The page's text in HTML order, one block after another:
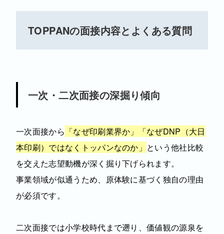
TOPPANの面接内容とよくある質問
一次・二次面接の深掘り傾向
一次面接から 「なぜ印刷業界か」「なぜDNP（大日
本印刷）ではなくトッパンなのか」 という他社比較
を交えた志望動機が深く掘り下げられます。
事業領域が似通うため、原体験に基づく独自の理由
が必須です。
二次面接では小学校時代まで遡り、価値観の源泉を